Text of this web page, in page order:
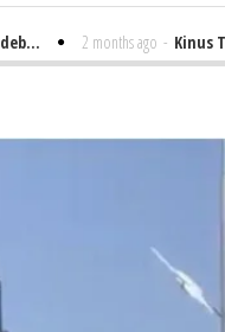
2 months ago - Kinus Toire